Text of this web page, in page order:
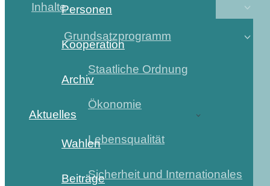
Inhalte
Grundsatzprogramm
Staatliche Ordnung
Ökonomie
Lebensqualität
Sicherheit und Internationales
Personen
Kooperation
Archiv
Aktuelles
Wahlen
Beiträge